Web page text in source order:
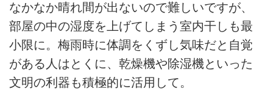
なかなか晴れ間が出ないので難しいですが、
部屋の中の湿度を上げてしまう室内干しも最
小限に。梅雨時に体調をくずし気味だと自覚
がある人はとくに、乾燥機や除湿機といった
文明の利器も積極的に活用して。